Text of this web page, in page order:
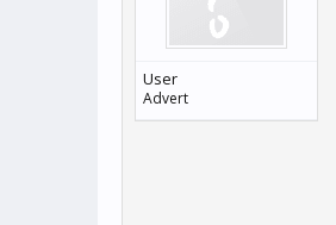
User
Advert